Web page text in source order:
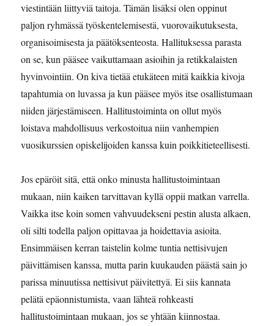
viestintään liittyviä taitoja. Tämän lisäksi olen oppinut
paljon ryhmässä työskentelemisestä, vuorovaikutuksesta,
organisoimisesta ja päätöksenteosta. Hallituksessa parasta
on se, kun pääsee vaikuttamaan asioihin ja retikkalaisten
hyvinvointiin. On kiva tietää etukäteen mitä kaikkia kivoja
tapahtumia on luvassa ja kun pääsee myös itse osallistumaan
niiden järjestämiseen. Hallitustoiminta on ollut myös
loistava mahdollisuus verkostoitua niin vanhempien
vuosikurssien opiskelijoiden kanssa kuin poikkitieteellisesti.
Jos epäröit sitä, että onko minusta hallitustoimintaan
mukaan, niin kaiken tarvittavan kyllä oppii matkan varrella.
Vaikka itse koin somen vahvuudekseni pestin alusta alkaen,
oli silti todella paljon opittavaa ja hoidettavia asioita.
Ensimmäisen kerran taistelin kolme tuntia nettisivujen
päivittämisen kanssa, mutta parin kuukauden päästä sain jo
parissa minuutissa nettisivut päivitettyä. Ei siis kannata
pelätä epäonnistumista, vaan lähteä rohkeasti
hallitustoimintaan mukaan, jos se yhtään kiinnostaa.